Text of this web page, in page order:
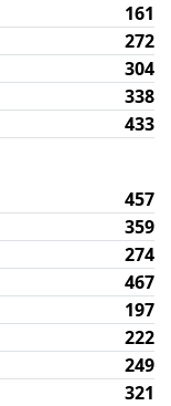
161
272
304
338
433
457
359
274
467
197
222
249
321